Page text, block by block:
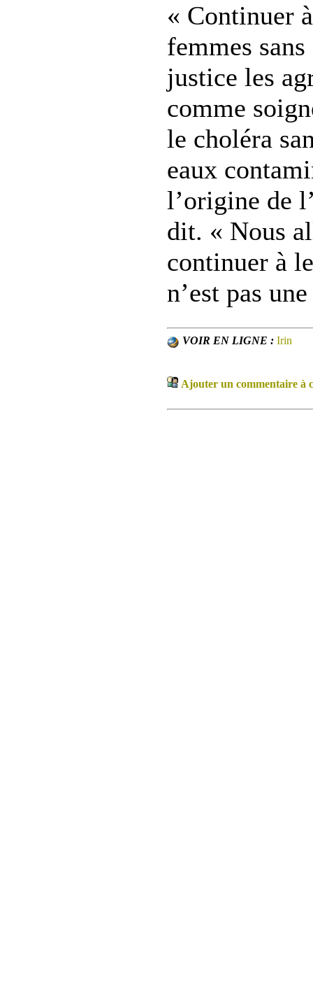
« Continuer
femmes
justice les
comme
le choléra
eaux
l’origine de
dit. « Nous
continuer à
n’est pas
VOIR EN LIGNE : Irin
Ajouter un commentaire à